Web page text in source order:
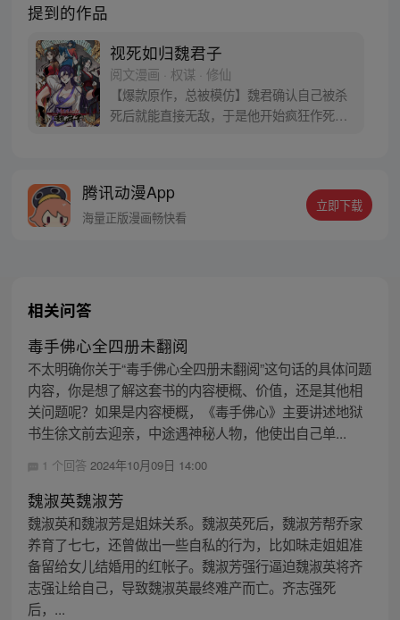
提到的作品
视死如归魏君子
阅文漫画 · 权谋 · 修仙
【爆款原作，总被模仿】魏君确认自己被杀
死后就能直接无敌，于是他开始疯狂作死。
他一世周全。 他替天煞孤星女神捕撑腰，神
捕表示这辈子只能以身相许。魏君：别闹！
腾讯动漫App
海量正版漫画畅快看
立即下载
相关问答
毒手佛心全四册未翻阅
不太明确你关于“毒手佛心全四册未翻阅”这句话的具体问题
内容，你是想了解这套书的内容梗概、价值，还是其他相
关问题呢？如果是内容梗概，《毒手佛心》主要讲述地狱
书生徐文前去迎亲，中途遇神秘人物，他使出自己单...
1 个回答 2024年10月09日 14:00
魏淑英魏淑芳
魏淑英和魏淑芳是姐妹关系。魏淑英死后，魏淑芳帮乔家
养育了七七，还曾做出一些自私的行为，比如昧走姐姐准
备留给女儿结婚用的红帐子。魏淑芳强行逼迫魏淑英将齐
志强让给自己，导致魏淑英最终难产而亡。齐志强死
后，...